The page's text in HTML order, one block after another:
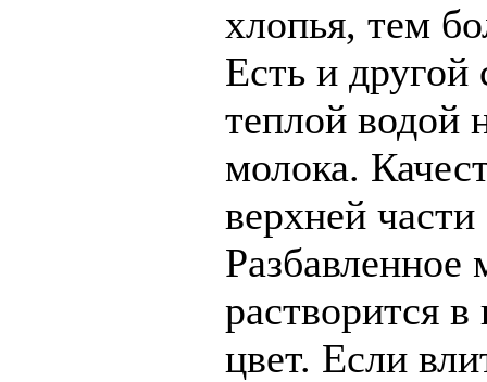
хлопья, тем
Есть и другой
теплой водой
молока.
верхней
Разбавленное
растворится
цвет. Если